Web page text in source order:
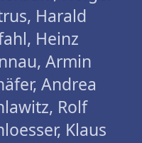
Harald
Heinz
Armin
Andrea
Rolf
Klaus